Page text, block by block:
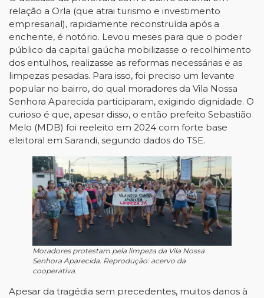
relação a Orla (que atrai turismo e investimento
empresarial), rapidamente reconstruída após a
enchente, é notório. Levou meses para que o poder
público da capital gaúcha mobilizasse o recolhimento
dos entulhos, realizasse as reformas necessárias e as
limpezas pesadas. Para isso, foi preciso um levante
popular no bairro, do qual moradores da Vila Nossa
Senhora Aparecida participaram, exigindo dignidade. O
curioso é que, apesar disso, o então prefeito Sebastião
Melo (MDB) foi reeleito em 2024 com forte base
eleitoral em Sarandi, segundo dados do TSE.
Moradores protestam pela limpeza da Vila Nossa
Senhora Aparecida. Reprodução: acervo da
cooperativa.
Apesar da tragédia sem precedentes, muitos danos à